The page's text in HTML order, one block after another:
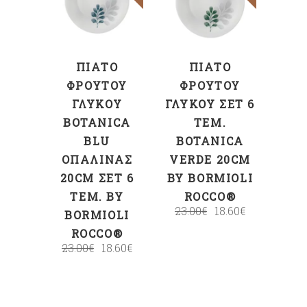
ΣΤΟ ΚΑΛΆΘΙ
ΠΙΆΤΟ
ΦΡΟΎΤΟΥ
ΓΛΥΚΟΎ
BOTANICA
BLU
ΟΠΑΛΊΝΑΣ
20CM ΣΕΤ 6
ΤΕΜ. BY
BORMIOLI
ROCCO®
23.00€ 18.60€
ΣΤΟ ΚΑΛΆΘΙ
ΠΙΆΤΟ
ΦΡΟΎΤΟΥ
ΓΛΥΚΟΎ ΣΕΤ 6
ΤΕΜ.
BOTANICA
VERDE 20CM
BY BORMIOLI
ROCCO®
23.00€ 18.60€